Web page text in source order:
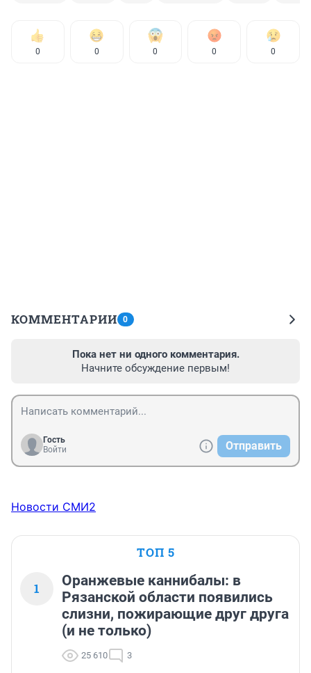
0 0 0 0 0
КОММЕНТАРИИ 0
Пока нет ни одного комментария.
Начните обсуждение первым!
Гость
Войти
Отправить
Новости СМИ2
ТОП 5
1
Оранжевые каннибалы: в
Рязанской области появились
слизни, пожирающие друг друга
(и не только)
25 610 3